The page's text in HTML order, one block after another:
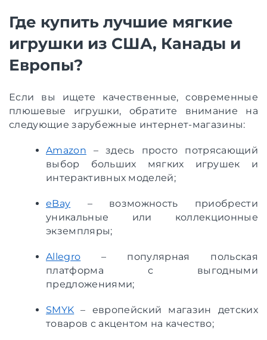
Где купить лучшие мягкие
игрушки из США, Канады и
Европы?
Если вы ищете качественные, современные
плюшевые игрушки, обратите внимание на
следующие зарубежные интернет-магазины:
Amazon – здесь просто потрясающий
выбор больших мягких игрушек и
интерактивных моделей;
eBay – возможность приобрести
уникальные или коллекционные
экземпляры;
Allegro – популярная польская
платформа с выгодными
предложениями;
SMYK – европейский магазин детских
товаров с акцентом на качество;